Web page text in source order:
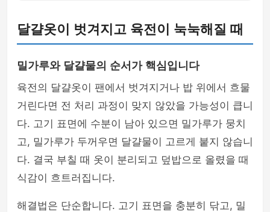
달걀옷이 벗겨지고 육전이 눅눅해질 때
밀가루와 달걀물의 순서가 핵심입니다
육전의 달걀옷이 팬에서 벗겨지거나 밥 위에서 흐물
거린다면 전 처리 과정이 맞지 않았을 가능성이 큽니
다. 고기 표면에 수분이 남아 있으면 밀가루가 뭉치
고, 밀가루가 두꺼우면 달걀물이 고르게 붙지 않습니
다. 결국 부칠 때 옷이 분리되고 덮밥으로 올렸을 때
식감이 흐트러집니다.
해결법은 단순합니다. 고기 표면을 충분히 닦고, 밀